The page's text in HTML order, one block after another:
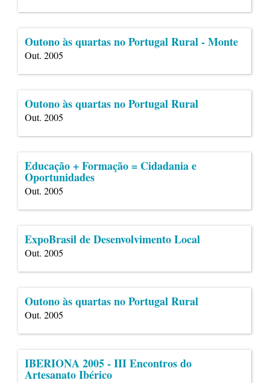
Outono às quartas no Portugal Rural - Monte
Out. 2005
Outono às quartas no Portugal Rural
Out. 2005
Educação + Formação = Cidadania e
Oportunidades
Out. 2005
ExpoBrasil de Desenvolvimento Local
Out. 2005
Outono às quartas no Portugal Rural
Out. 2005
IBERIONA 2005 - III Encontros do
Artesanato Ibérico